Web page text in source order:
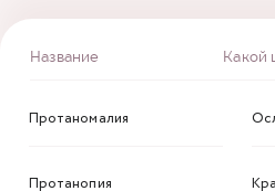
Название Какой
Протаномалия
Протанопия